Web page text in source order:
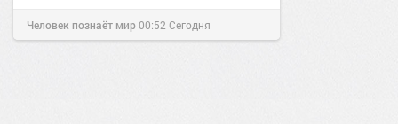
Человек познаёт мир00:52 Сегодня